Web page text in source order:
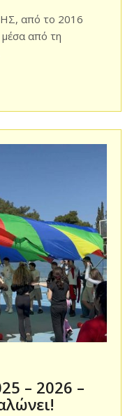
από το 2016
μέσα από τη
– 2026 –